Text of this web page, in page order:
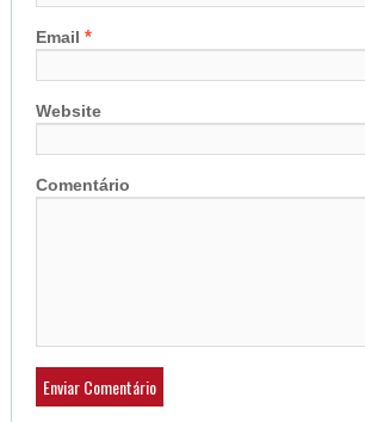
Email *
Website
Comentário